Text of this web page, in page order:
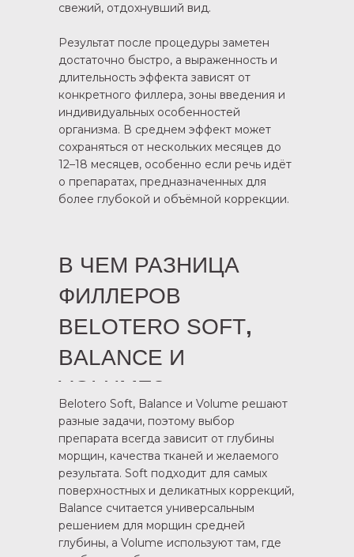
свежий, отдохнувший вид.
Результат после процедуры заметен
достаточно быстро, а выраженность и
длительность эффекта зависят от
конкретного филлера, зоны введения и
индивидуальных особенностей
организма. В среднем эффект может
сохраняться от нескольких месяцев до
12–18 месяцев, особенно если речь идёт
о препаратах, предназначенных для
более глубокой и объёмной коррекции.
В ЧЕМ РАЗНИЦА
ФИЛЛЕРОВ
BELOTERO SOFT,
BALANCE И
VOLUME?
Belotero Soft, Balance и Volume решают
разные задачи, поэтому выбор
препарата всегда зависит от глубины
морщин, качества тканей и желаемого
результата. Soft подходит для самых
поверхностных и деликатных коррекций,
Balance считается универсальным
решением для морщин средней
глубины, а Volume используют там, где